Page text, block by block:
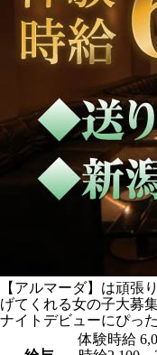
【アルマーダ】は頑張
げてくれる女の子大募
ナイトデビューにぴっ
体験時給